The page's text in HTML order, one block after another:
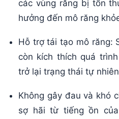
các vùng răng bị tổn
hưởng đến mô răng
Hỗ trợ tái tạo mô răng:
còn kích thích quá
trở lại trạng thái tự
Không gây đau và khó
sợ hãi từ tiếng ồn